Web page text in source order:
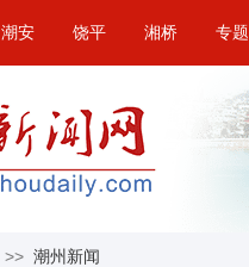
潮安 饶平 湘桥 专题
>> 潮州新闻